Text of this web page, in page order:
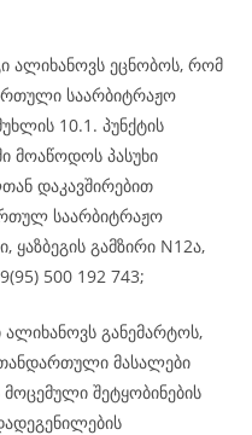
ალიხანოვს ეცნობოს, რომ
საარბიტრაჟო
10.1. პუნქტის
მოაწოდოს პასუხი
დაკავშირებით
საარბიტრაჟო
ყაზბეგის გამზირი N12ა,
500 192 743;
განემარტოს,
მასალები
შეტყობინების